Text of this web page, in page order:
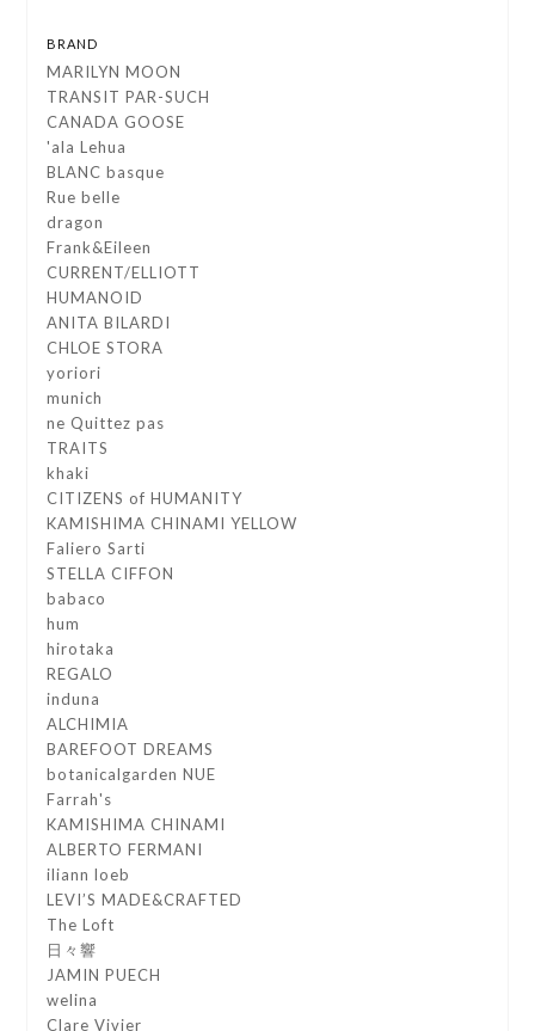
BRAND
MARILYN MOON
TRANSIT PAR-SUCH
CANADA GOOSE
'ala Lehua
BLANC basque
Rue belle
dragon
Frank&Eileen
CURRENT/ELLIOTT
HUMANOID
ANITA BILARDI
CHLOE STORA
yoriori
munich
ne Quittez pas
TRAITS
khaki
CITIZENS of HUMANITY
KAMISHIMA CHINAMI YELLOW
Faliero Sarti
STELLA CIFFON
babaco
hum
hirotaka
REGALO
induna
ALCHIMIA
BAREFOOT DREAMS
botanicalgarden NUE
Farrah's
KAMISHIMA CHINAMI
ALBERTO FERMANI
iliann loeb
LEVI’S MADE&CRAFTED
The Loft
日々響
JAMIN PUECH
welina
Clare Vivier